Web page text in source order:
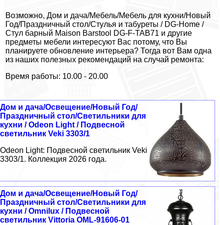
Возможно, Дом и дача/Мебель/Мебель для кухни/Новый
Год/Праздничный стол/Стулья и табуреты / DG-Home /
Стул барный Maison Barstool DG-F-TAB71 и другие
предметы мебели интересуют Вас потому, что Вы
планируете обновление интерьера? Тогда вот Вам одна
из наших полезных рекомендаций на случай ремонта:
Время работы: 10.00 - 20.00
Дом и дача/Освещение/Новый Год/
Праздничный стол/Светильники для
кухни / Odeon Light / Подвесной
светильник Veki 3303/1
Odeon Light: Подвесной светильник Veki
3303/1. Коллекция 2026 года.
Дом и дача/Освещение/Новый Год/
Праздничный стол/Светильники для
кухни / Omnilux / Подвесной
светильник Vittoria OML-91606-01